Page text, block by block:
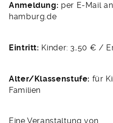
Anmeldung: per E-Mail
hamburg.de
Eintritt: Kinder: 3,50 € /
Alter/Klassenstufe: für
Familien
Eine Veranstaltung von